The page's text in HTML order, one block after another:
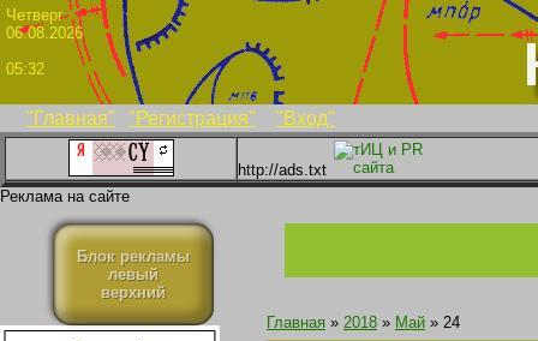
"Главная" "Регистрация" "Вход"
06.08.2026
05:32
http://ads.txt
Реклама на сайте
Блок рекламы
левый
верхний
Главная » 2018 » Май » 24